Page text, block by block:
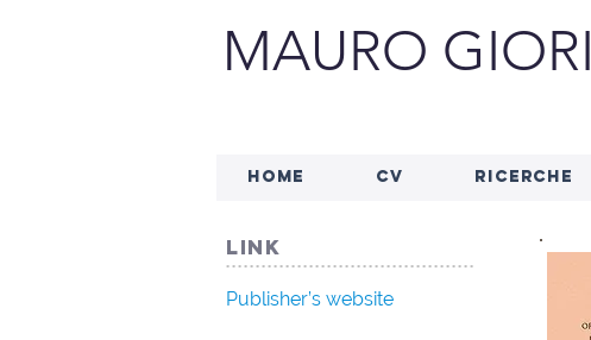
MAURO GIORI
HOME CV RICERCHE
link
..........................................
Publisher’s website